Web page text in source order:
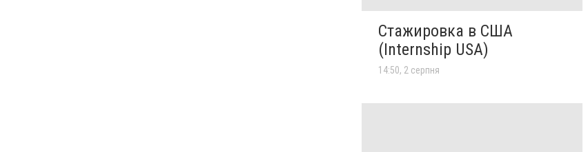
Стажировка в США
(Internship USA)
14:50, 2 серпня